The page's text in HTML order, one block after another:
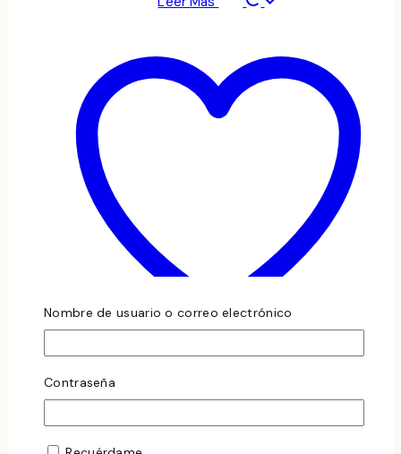
Vista Rápida
Compare
Nombre de usuario o correo electrónico
Contraseña